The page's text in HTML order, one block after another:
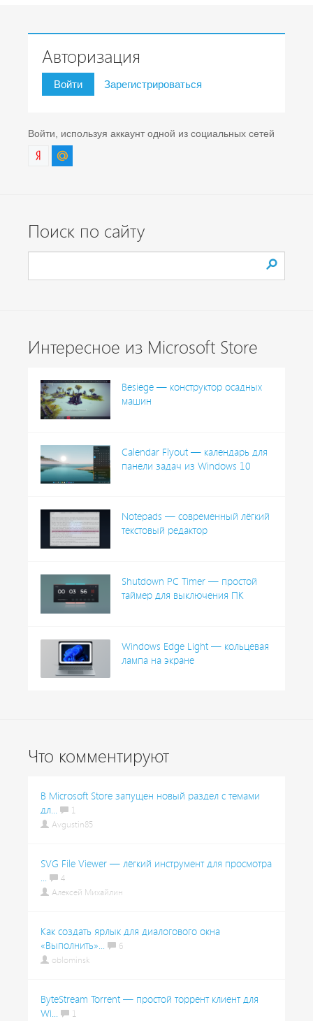
Авторизация
Войти Зарегистрироваться
Войти, используя аккаунт одной из социальных сетей
Поиск по сайту
Интересное из Microsoft Store
Besiege — конструктор осадных
машин
Calendar Flyout — календарь для
панели задач из Windows 10
Notepads — современный лёгкий
текстовый редактор
Shutdown PC Timer — простой
таймер для выключения ПК
Windows Edge Light — кольцевая
лампа на экране
Что комментируют
В Microsoft Store запущен новый раздел с темами
дл...
1
Avgustin85
SVG File Viewer — лёгкий инструмент для просмотра
...
4
Алексей Михайлин
Как создать ярлык для диалогового окна
«Выполнить»...
6
oblominsk
ByteStream Torrent — простой торрент клиент для
Wi...
1